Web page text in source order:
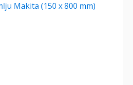
Makita (150 x 800 mm)